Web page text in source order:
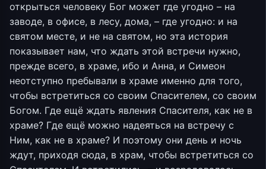
открыться человеку Бог может где угодно – на
заводе, в офисе, в лесу, дома, – где угодно: и на
святом месте, и не на святом, но эта история
показывает нам, что ждать этой встречи нужно,
прежде всего, в храме, ибо и Анна, и Симеон
неотступно пребывали в храме именно для того,
чтобы встретиться со своим Спасителем, со своим
Богом. Где ещё ждать явления Спасителя, как не в
храме? Где ещё можно надеяться на встречу с
Ним, как не в храме? И поэтому они день и ночь
ждут, приходя сюда, в храм, чтобы встретиться со